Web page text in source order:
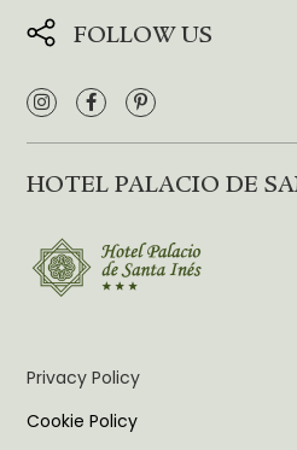
FOLLOW US
HOTEL PALACIO DE
Privacy Policy
Cookie Policy